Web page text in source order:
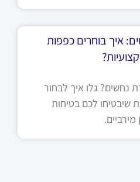
איך בוחרים כפפות
נחשים? גלו איך לבחור
שיבטיחו לכם בטיחות
מירביים.